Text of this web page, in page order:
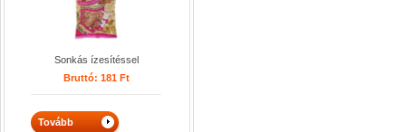
Sonkás ízesítéssel
Bruttó: 181 Ft